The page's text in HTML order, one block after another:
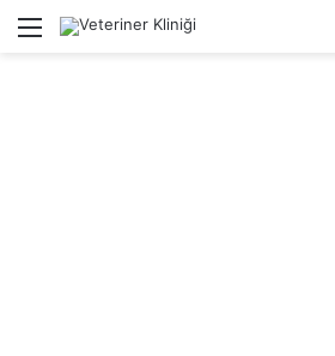
Menü